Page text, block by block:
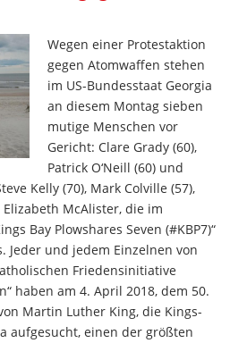
Wegen einer Protestaktion
gegen Atomwaffen stehen
im US-Bundesstaat Georgia
an diesem Montag sieben
mutige Menschen vor
Gericht: Clare Grady (60),
Patrick O‘Neill (60) und
Kelly (70), Mark Colville (57),
McAlister, die im
Bay Plowshares Seven (#KBP7)“
Jeder und jedem Einzelnen von
Friedensinitiative
haben am 4. April 2018, dem 50.
Martin Luther King, die Kings-
aufgesucht, einen der größten